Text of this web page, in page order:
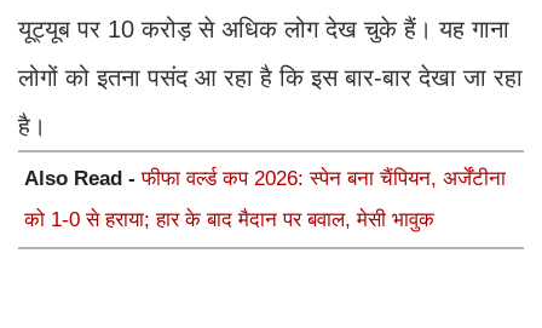
यूट्यूब पर 10 करोड़ से अधिक लोग देख चुके हैं। यह गाना
लोगों को इतना पसंद आ रहा है कि इस बार-बार देखा जा रहा
है।
Also Read -फीफा वर्ल्ड कप 2026: स्पेन बना चैंपियन, अर्जेंटीना
को 1-0 से हराया; हार के बाद मैदान पर बवाल, मेसी भावुक